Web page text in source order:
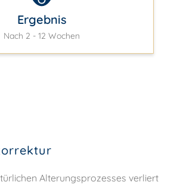
Ergebnis
Nach 2 - 12 Wochen
Alterungsprozesses verliert